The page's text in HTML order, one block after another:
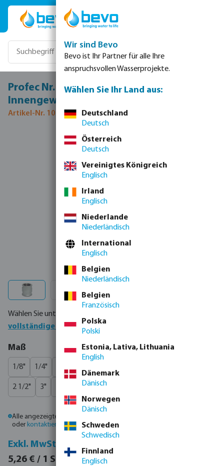
Zum Hauptinhalt springen
Profec Nr. 270 Muffe Gusseisen Verzinkt 2"
Innengewinde 25bar DVGW
Artikel-Nr. 1027009
Bildergalerie überspringen
Wählen Sie unten Ihr Produkt oder bestellen Sie direkt über die
vollständige Produkttabelle
Maß auswählen
1/8" 1/4"
2 1/2" 3"
Alle angezeigten Preise sind Bruttopreise. Bitte
oderkontaktieren Sie den Vertrieb, um individuelle Preise zu erhalten.
Exkl. MwSt.
5,26 € / 1 St.
6,26 € / 1 St.
Wir sind Bevo
Bevo ist Ihr Partner für alle Ihre
anspruchsvollen Wasserprojekte.
Wählen Sie Ihr Land aus:
Deutschland
Deutsch
Österreich
Deutsch
Vereinigtes Königreich
Englisch
Irland
Englisch
Niederlande
Niederländisch
International
Englisch
Belgien
Niederländisch
Belgien
Französisch
Polska
Polski
Estonia, Lativa, Lithuania
English
Dänemark
Dänisch
Norwegen
Dänisch
Schweden
Schwedisch
Finnland
Englisch